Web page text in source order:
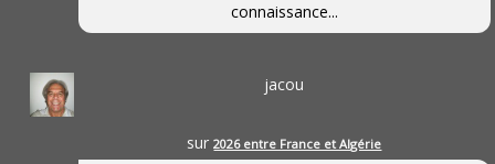
connaissance...
jacou
sur2026 entre France et Algérie